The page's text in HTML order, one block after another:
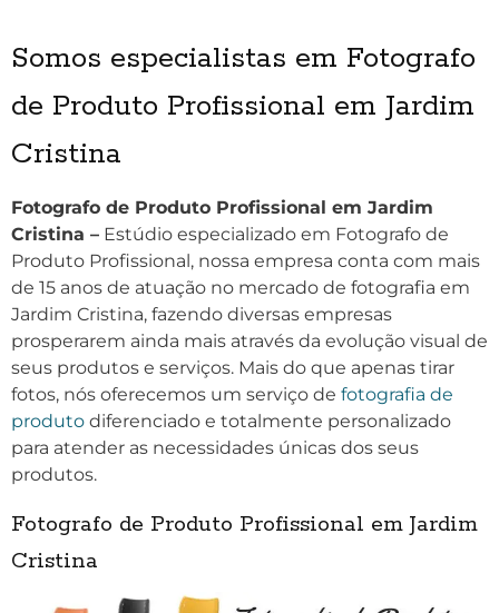
Somos especialistas em Fotografo
de Produto Profissional em Jardim
Cristina
Fotografo de Produto Profissional em Jardim
Cristina – Estúdio especializado em Fotografo de
Produto Profissional, nossa empresa conta com mais
de 15 anos de atuação no mercado de fotografia em
Jardim Cristina, fazendo diversas empresas
prosperarem ainda mais através da evolução visual de
seus produtos e serviços. Mais do que apenas tirar
fotos, nós oferecemos um serviço de fotografia de
produto diferenciado e totalmente personalizado
para atender as necessidades únicas dos seus
produtos.
Fotografo de Produto Profissional em Jardim
Cristina